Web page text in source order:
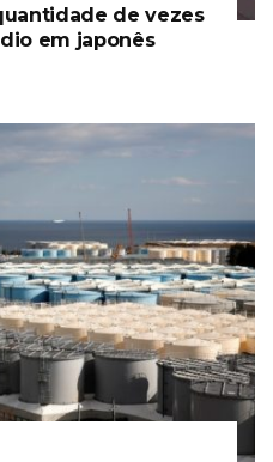
de vezes
em japonês